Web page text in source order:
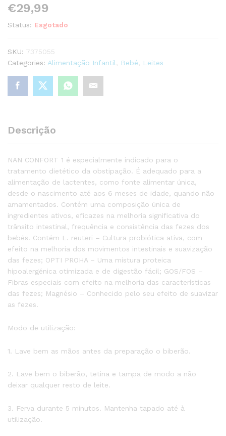
€29,99
Status: Esgotado
SKU: 7375055
Categories: Alimentação Infantil Bebé Leites
Descrição
NAN CONFORT 1 é especialmente indicado para o
tratamento dietético da obstipação. É adequado para a
alimentação de lactentes, como fonte alimentar única,
desde o nascimento até aos 6 meses de idade, quando não
amamentados. Contém uma composição única de
ingredientes ativos, eficazes na melhoria significativa do
trânsito intestinal, frequência e consistência das fezes dos
bebés. Contém L. reuteri – Cultura probiótica ativa, com
efeito na melhoria dos movimentos intestinais e suavização
das fezes; ​OPTI PROHA – Uma mistura proteica
hipoalergénica otimizada e de digestão fácil; GOS/FOS –
Fibras especiais com efeito na melhoria das características
das fezes; Magnésio – Conhecido pelo seu efeito de suavizar
as fezes.
Modo de utilização:
1. Lave bem as mãos antes da preparação o biberão.
2. Lave bem o biberão, tetina e tampa de modo a não
deixar qualquer resto de leite.
3. Ferva durante 5 minutos. Mantenha tapado até à
utilização.